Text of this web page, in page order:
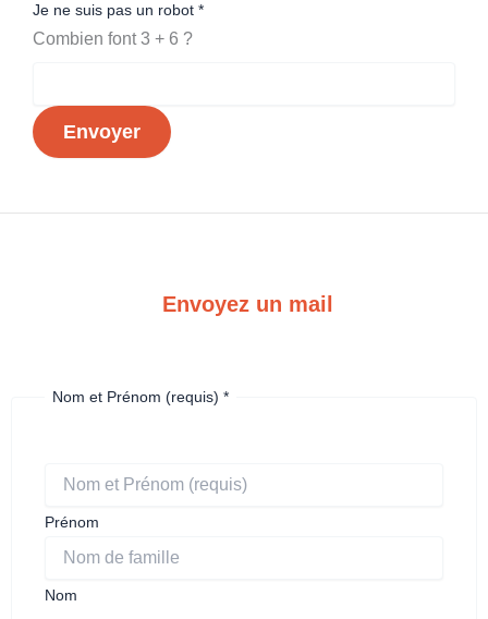
Je ne suis pas un robot *
Combien font 3 + 6 ?
Envoyer
Envoyez un mail
Nom et Prénom (requis) *
Prénom
Nom